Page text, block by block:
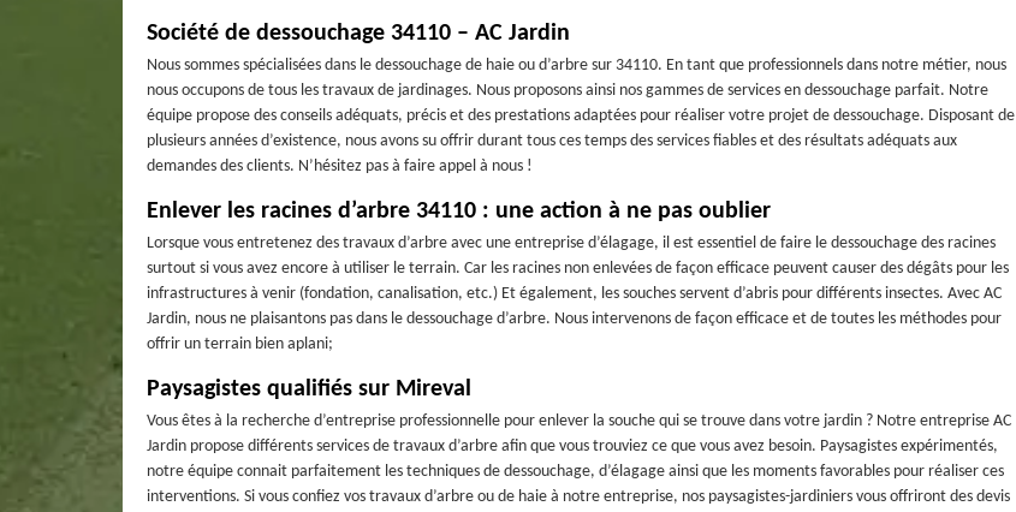
Société de dessouchage 34110 – AC Jardin
Nous sommes spécialisées dans le dessouchage de haie ou d’arbre sur 34110. En tant que professionnels dans notre métier, nous
nous occupons de tous les travaux de jardinages. Nous proposons ainsi nos gammes de services en dessouchage parfait. Notre
équipe propose des conseils adéquats, précis et des prestations adaptées pour réaliser votre projet de dessouchage. Disposant de
plusieurs années d’existence, nous avons su offrir durant tous ces temps des services fiables et des résultats adéquats aux
demandes des clients. N’hésitez pas à faire appel à nous !
Enlever les racines d’arbre 34110 : une action à ne pas oublier
Lorsque vous entretenez des travaux d’arbre avec une entreprise d’élagage, il est essentiel de faire le dessouchage des racines
surtout si vous avez encore à utiliser le terrain. Car les racines non enlevées de façon efficace peuvent causer des dégâts pour les
infrastructures à venir (fondation, canalisation, etc.) Et également, les souches servent d’abris pour différents insectes. Avec AC
Jardin, nous ne plaisantons pas dans le dessouchage d’arbre. Nous intervenons de façon efficace et de toutes les méthodes pour
offrir un terrain bien aplani;
Paysagistes qualifiés sur Mireval
Vous êtes à la recherche d’entreprise professionnelle pour enlever la souche qui se trouve dans votre jardin ? Notre entreprise AC
Jardin propose différents services de travaux d’arbre afin que vous trouviez ce que vous avez besoin. Paysagistes expérimentés,
notre équipe connait parfaitement les techniques de dessouchage, d’élagage ainsi que les moments favorables pour réaliser ces
interventions. Si vous confiez vos travaux d’arbre ou de haie à notre entreprise, nos paysagistes-jardiniers vous offriront des devis